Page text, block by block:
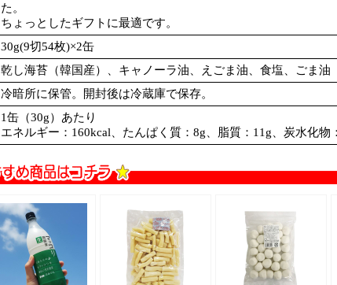
た。
ちょっとしたギフトに最適です。
30g(9切54枚)×2缶
乾し海苔（韓国産）、キャノーラ油、えごま油、食塩、ごま油
冷暗所に保管。開封後は冷蔵庫で保存。
1缶（30g）あたり
エネルギー：160kcal、たんぱく質：8g、脂質：11g、炭水化物